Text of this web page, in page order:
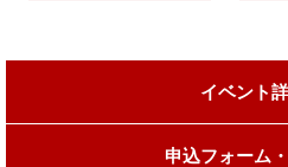
イベント
申込フォーム